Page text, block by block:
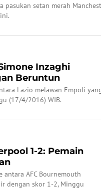
setan merah
Inzaghi
Beruntun
Lazio melawan Empoli
(17/4/2016) WIB.
1-2: Pemain
AFC Bournemouth
dengan skor 1-2, Minggu